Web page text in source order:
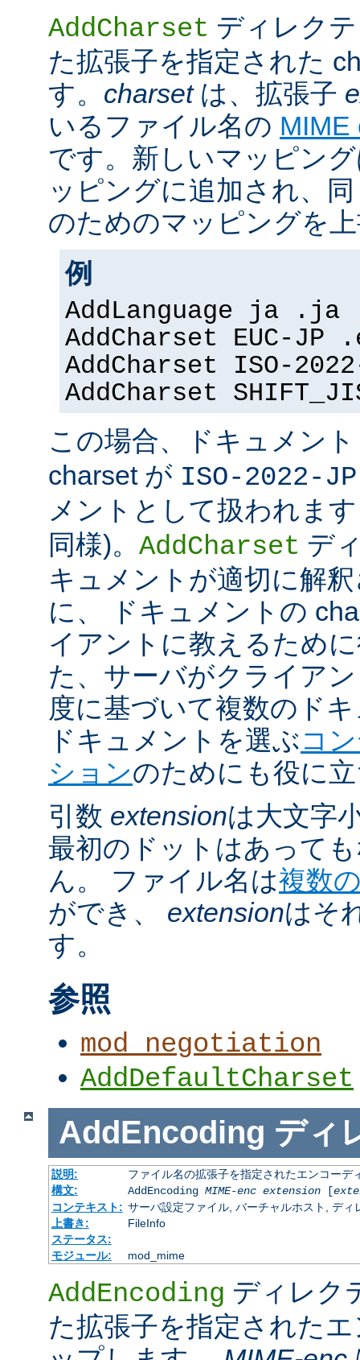
AddCharset ディレク
た拡張子を指定された
す。 charsetは、拡張子
いるファイル名の MIME
です。新しいマッピン
ッピングに追加され、
のためのマッピングを
例
AddLanguage ja .ja
AddCharset EUC-JP
AddCharset ISO-
AddCharset
この場合、ドキュメン
charset が ISO-2022-JP
メントとして扱われま
同様)。 AddCharset デ
キュメントが適切に解
に、 ドキュメントの
イアントに教えるため
た、サーバがクライア
度に基づいて複数のド
ドキュメントを選ぶコ
ションのためにも役に
引数 extensionは大文字
最初のドットはあって
ん。 ファイル名は複数
ができ、 extensionはそ
す。
参照
mod_negotiation
AddDefaultCharset
AddEncoding ディ
説明:
ファイル名の拡張子を指定されたエンコーデ
構文:
AddEncoding MIME-enc extension[
コンテキスト: サーバ設定ファイル, バーチャルホスト, ディ
上書き:
FileInfo
ステータス:
モジュール:
mod_mime
AddEncoding ディレク
た拡張子を指定された